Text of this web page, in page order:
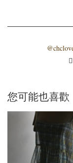
您可能也喜歡